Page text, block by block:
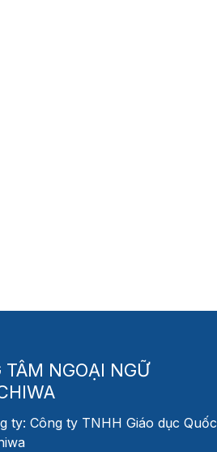
TÂM NGOẠI NGỮ
ty: Công ty TNHH Giáo dục Quốc